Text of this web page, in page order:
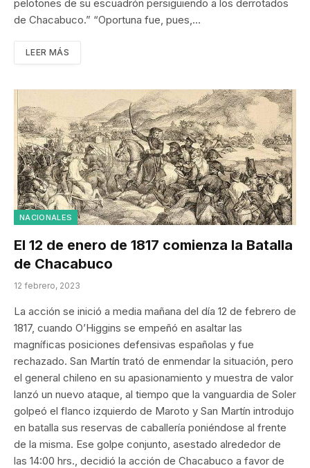
pelotones de su escuadrón persiguiendo a los derrotados
de Chacabuco.” “Oportuna fue, pues,…
LEER MÁS
NACIONALES
El 12 de enero de 1817 comienza la Batalla
de Chacabuco
12 febrero, 2023
La acción se inició a media mañana del día 12 de febrero de
1817, cuando O’Higgins se empeñó en asaltar las
magníficas posiciones defensivas españolas y fue
rechazado. San Martín trató de enmendar la situación, pero
el general chileno en su apasionamiento y muestra de valor
lanzó un nuevo ataque, al tiempo que la vanguardia de Soler
golpeó el flanco izquierdo de Maroto y San Martín introdujo
en batalla sus reservas de caballería poniéndose al frente
de la misma. Ese golpe conjunto, asestado alrededor de
las 14:00 hrs., decidió la acción de Chacabuco a favor de